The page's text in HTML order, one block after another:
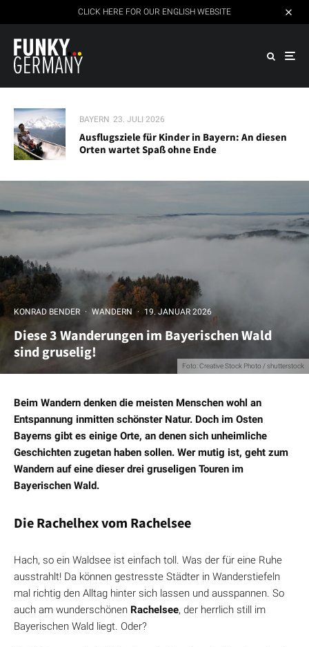
CLICK HERE FOR OUR ENGLISH WEBSITE
BAYERN 23. JULI 2026
Ausflugsziele für Kinder in Bayern: An diesen
Orten wartet Spaß ohne Ende
Foto: Creative Stock Photo / shutterstock
KONRAD BENDER · WANDERN · 19. JANUAR 2026
Diese 3 Wanderungen im Bayerischen Wald
sind gruselig!
Beim Wandern denken die meisten Menschen wohl an
Entspannung inmitten schönster Natur. Doch im Osten
Bayerns gibt es einige Orte, an denen sich unheimliche
Geschichten zugetan haben sollen. Wer mutig ist, geht zum
Wandern auf eine dieser drei gruseligen Touren im
Bayerischen Wald.
Die Rachelhex vom Rachelsee
Hach, so ein Waldsee ist einfach toll. Was der für eine Ruhe
ausstrahlt! Da können gestresste Städter in Wanderstiefeln
mal richtig den Alltag hinter sich lassen und ausspannen. So
auch am wunderschönen Rachelsee, der herrlich still im
Bayerischen Wald liegt. Oder?